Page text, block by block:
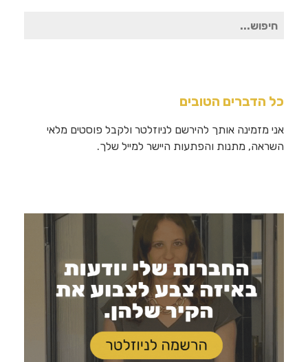
חיפוש
כל הדברים הטובים
אני מזמינה אותך להירשם לניוזלטר ולקבל פוסטים מלאי
השראה, מתנות והפתעות היישר למייל שלך.